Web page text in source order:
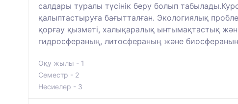
салдары туралы түсінік беру болып
қалыптастыруға бағытталған. Экологиялық
қорғау қызметі, халықаралық ынтымақтастық
гидросфераның, литосфераның және биосфераның
Оқу жылы - 1
Семестр - 2
Несиелер - 3